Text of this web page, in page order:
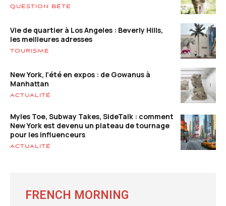
QUESTION BÊTE
Vie de quartier à Los Angeles : Beverly Hills,
les meilleures adresses
TOURISME
New York, l’été en expos : de Gowanus à
Manhattan
ACTUALITÉ
Myles Toe, Subway Takes, SideTalk : comment
New York est devenu un plateau de tournage
pour les influenceurs
ACTUALITÉ
FRENCH MORNING